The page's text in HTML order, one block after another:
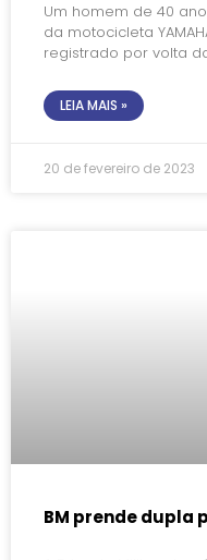
Um homem de 40
da motocicleta
registrado por volta
LEIA MAIS »
20 de fevereiro de 2023
BM prende dupla